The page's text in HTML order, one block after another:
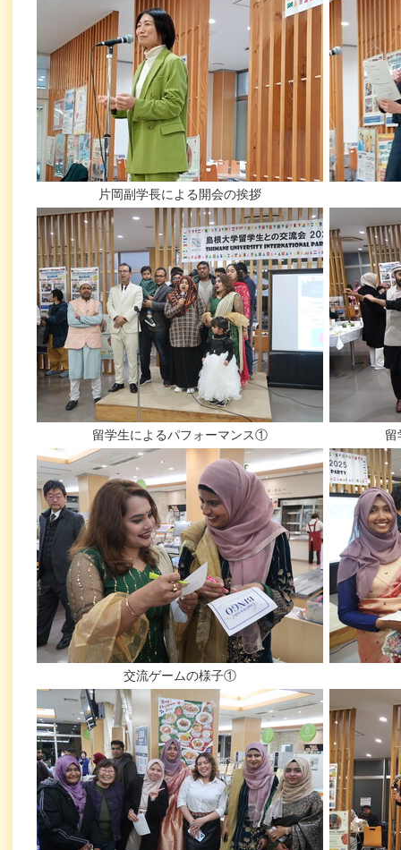
片岡副学長による開会の挨拶
留学生によるパフォーマンス① 留
交流ゲームの様子①